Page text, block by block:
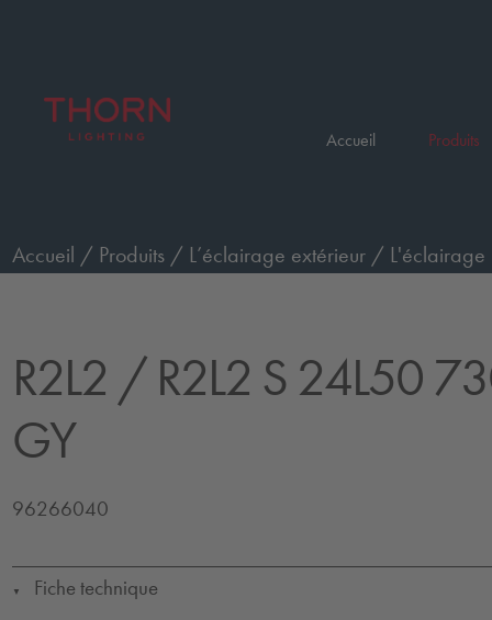
Accueil Produits
Accueil / Produits / L’éclairage extérieur / L'éclairage
R2L2 / R2L2 S 24L50
GY
96266040
▼
Fiche technique